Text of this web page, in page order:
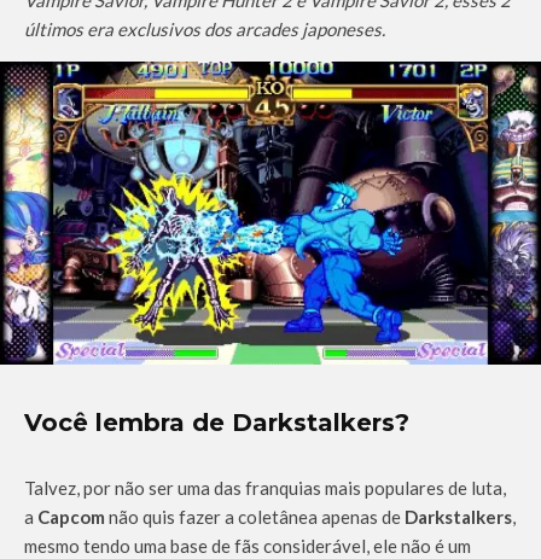
últimos era exclusivos dos arcades japoneses.
Você lembra de Darkstalkers?
Talvez, por não ser uma das franquias mais populares de luta,
a Capcom não quis fazer a coletânea apenas de Darkstalkers,
mesmo tendo uma base de fãs considerável, ele não é um